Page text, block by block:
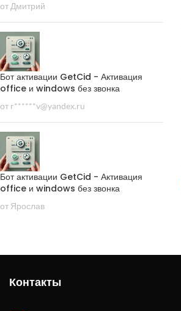
от Дмитрий
Бот активации GetCid - Активация
office и windows без звонка
от r******v@yandex.ru
Бот активации GetCid - Активация
office и windows без звонка
от Ярослав
Контакты